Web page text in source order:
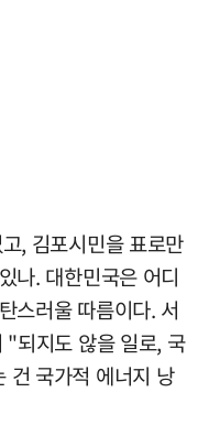
, 김포시민을 표로만
나. 대한민국은 어디
스러울 따름이다. 서
되지도 않을 일로, 국
건 국가적 에너지 낭